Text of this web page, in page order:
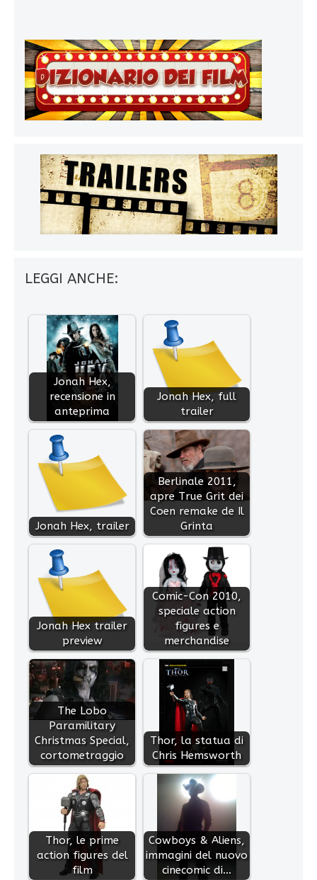
LEGGI ANCHE:
Jonah Hex,
recensione in
anteprima
Jonah Hex, full
trailer
Jonah Hex, trailer
Berlinale 2011,
apre True Grit dei
Coen remake de Il
Grinta
Jonah Hex trailer
preview
Comic-Con 2010,
speciale action
figures e
merchandise
The Lobo
Paramilitary
Christmas Special,
cortometraggio
Thor, la statua di
Chris Hemsworth
Thor, le prime
action figures del
film
Cowboys & Aliens,
immagini del nuovo
cinecomic di…